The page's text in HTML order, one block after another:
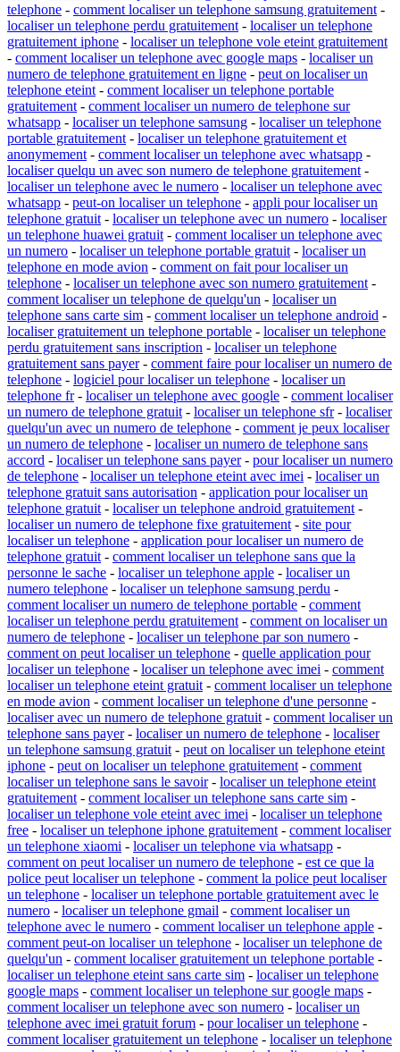
telephone - comment localiser un telephone samsung gratuitement -
localiser un telephone perdu gratuitement - localiser un telephone
gratuitement iphone - localiser un telephone vole eteint gratuitement
- comment localiser un telephone avec google maps - localiser un
numero de telephone gratuitement en ligne - peut on localiser un
telephone eteint - comment localiser un telephone portable
gratuitement - comment localiser un numero de telephone sur
whatsapp - localiser un telephone samsung - localiser un telephone
portable gratuitement - localiser un telephone gratuitement et
anonymement - comment localiser un telephone avec whatsapp -
localiser quelqu un avec son numero de telephone gratuitement -
localiser un telephone avec le numero - localiser un telephone avec
whatsapp - peut-on localiser un telephone - appli pour localiser un
telephone gratuit - localiser un telephone avec un numero - localiser
un telephone huawei gratuit - comment localiser un telephone avec
un numero - localiser un telephone portable gratuit - localiser un
telephone en mode avion - comment on fait pour localiser un
telephone - localiser un telephone avec son numero gratuitement -
comment localiser un telephone de quelqu'un - localiser un
telephone sans carte sim - comment localiser un telephone android -
localiser gratuitement un telephone portable - localiser un telephone
perdu gratuitement sans inscription - localiser un telephone
gratuitement sans payer- comment faire pour localiser un numero de
telephone - logiciel pour localiser un telephone - localiser un
telephone fr- localiser un telephone avec google - comment localiser
un numero de telephone gratuit - localiser un telephone sfr- localiser
quelqu'un avec un numero de telephone - comment je peux localiser
un numero de telephone - localiser un numero de telephone sans
accord - localiser un telephone sans payer- pour localiser un numero
de telephone - localiser un telephone eteint avec imei - localiser un
telephone gratuit sans autorisation - application pour localiser un
telephone gratuit - localiser un telephone android gratuitement -
localiser un numero de telephone fixe gratuitement - site pour
localiser un telephone - application pour localiser un numero de
telephone gratuit - comment localiser un telephone sans que la
personne le sache - localiser un telephone apple - localiser un
numero telephone - localiser un telephone samsung perdu -
comment localiser un numero de telephone portable - comment
localiser un telephone perdu gratuitement - comment on localiser un
numero de telephone - localiser un telephone par son numero -
comment on peut localiser un telephone - quelle application pour
localiser un telephone - localiser un telephone avec imei - comment
localiser un telephone eteint gratuit - comment localiser un telephone
en mode avion - comment localiser un telephone d'une personne -
localiser avec un numero de telephone gratuit - comment localiser un
telephone sans payer- localiser un numero de telephone - localiser
un telephone samsung gratuit - peut on localiser un telephone eteint
iphone - peut on localiser un telephone gratuitement - comment
localiser un telephone sans le savoir- localiser un telephone eteint
gratuitement - comment localiser un telephone sans carte sim -
localiser un telephone vole eteint avec imei - localiser un telephone
free - localiser un telephone iphone gratuitement - comment localiser
un telephone xiaomi - localiser un telephone via whatsapp -
comment on peut localiser un numero de telephone - est ce que la
police peut localiser un telephone - comment la police peut localiser
un telephone - localiser un telephone portable gratuitement avec le
numero - localiser un telephone gmail - comment localiser un
telephone avec le numero - comment localiser un telephone apple -
comment peut-on localiser un telephone - localiser un telephone de
quelqu'un - comment localiser gratuitement un telephone portable -
localiser un telephone eteint sans carte sim - localiser un telephone
google maps - comment localiser un telephone sur google maps -
comment localiser un telephone avec son numero - localiser un
telephone avec imei gratuit forum - pour localiser un telephone -
comment localiser gratuitement un telephone - localiser un telephone